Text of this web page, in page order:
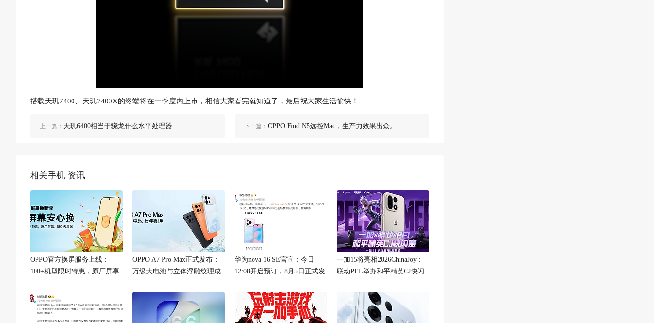
搭载天玑7400、天玑7400X的终端将在一季度内上市，相信大家看完就知道了，最后祝大家生活愉快！
上一篇： 天玑6400相当于骁龙什么水平处理器 下一篇： OPPO Find N5远控Mac，生产力效果出众。
相关手机 资讯
OPPO官方换屏服务上线：
100+机型限时特惠，原厂屏享
OPPO A7 Pro Max正式发布：
万级大电池与立体浮雕纹理成
华为nova 16 SE官宣：今日
12:08开启预订，8月5日正式发
一加15将亮相2026ChinaJoy：
联动PEL举办和平精英CJ快闪